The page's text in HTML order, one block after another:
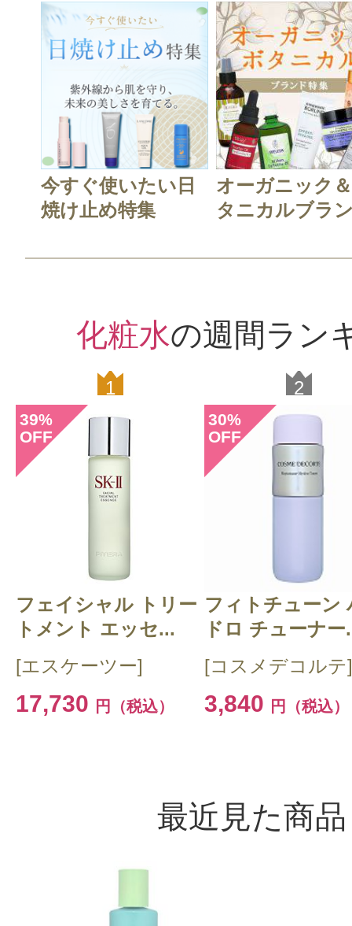
今すぐ使いたい日
焼け止め特集
オーガニック
タニカルブラ
化粧水の週間ラン
1
39%
OFF
フェイシャル トリー
トメント エッセ...
[エスケーツー]
17,730 円（税込）
2
30%
OFF
フィトチューン
ドロ チューナー
[コスメデコルテ]
3,840 円（税込）
最近見た商品